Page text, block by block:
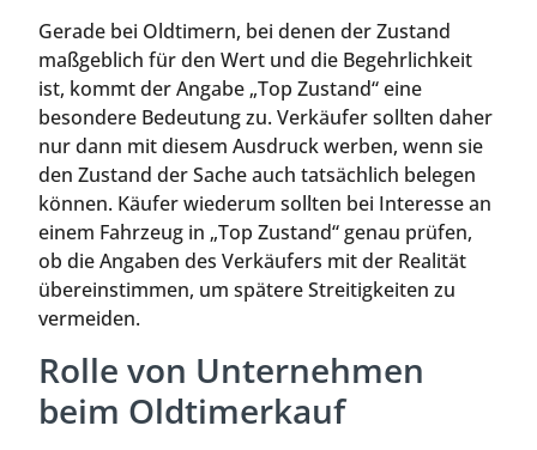
Gerade bei Oldtimern, bei denen der Zustand
maßgeblich für den Wert und die Begehrlichkeit
ist, kommt der Angabe „Top Zustand“ eine
besondere Bedeutung zu. Verkäufer sollten daher
nur dann mit diesem Ausdruck werben, wenn sie
den Zustand der Sache auch tatsächlich belegen
können. Käufer wiederum sollten bei Interesse an
einem Fahrzeug in „Top Zustand“ genau prüfen,
ob die Angaben des Verkäufers mit der Realität
übereinstimmen, um spätere Streitigkeiten zu
vermeiden.
Rolle von Unternehmen
beim Oldtimerkauf